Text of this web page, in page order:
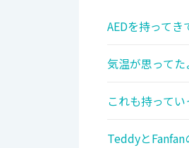
AEDを持って
気温が思って
これも持って
Teddyと